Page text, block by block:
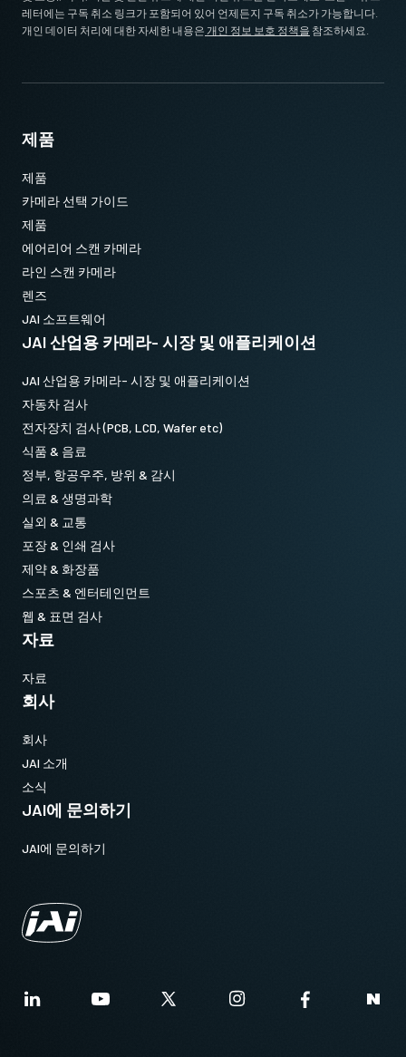
8/10/12-bit
렌즈 마운트
소비전력
사용온도(대기온도)
참고: 본 전원 공급 장치 품목은 카메라와 함께 주문해야만 합니
다(단독 주문 불가).
카메라 주문 시 전원 공급 장치를 포함할 계획이라면, 반드시 적합
한 전원 코드도 함께 주문하시기 바랍니다.
전원 코드 옵션 (별도 판매):
미국/일본용 전원 – 1.2미터
중국용 전원 – 1.2미터
유럽용 전원 – 1.5미터
해당 지역의 전원 콘센트에 맞는 코드를 선택하십시오.
데이터시트 다운로드
레터에는 구독 취소 링크가 포함되어 있어 언제든지 구독 취소가 가능합니다.
개인 데이터 처리에 대한 자세한 내용은 개인 정보 보호 정책을 참조하세요.
제품
제품
카메라 선택 가이드
제품
에어리어 스캔 카메라
라인 스캔 카메라
렌즈
JAI 소프트웨어
JAI 산업용 카메라- 시장 및 애플리케이션
JAI 산업용 카메라- 시장 및 애플리케이션
자동차 검사
전자장치 검사 (PCB, LCD, Wafer etc)
식품 & 음료
정부, 항공우주, 방위 & 감시
의료 & 생명과학
실외 & 교통
포장 & 인쇄 검사
제약 & 화장품
스포츠 & 엔터테인먼트
웹 & 표면 검사
자료
자료
회사
회사
JAI 소개
소식
JAI에 문의하기
JAI에 문의하기